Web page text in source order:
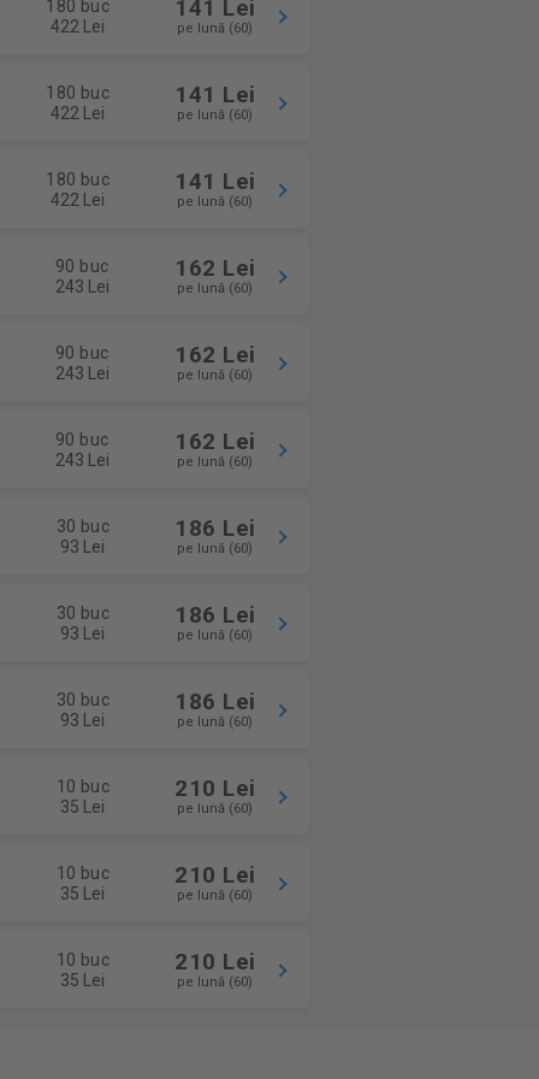
180 buc
422 Lei
141 Lei
pe lună (60)
180 buc
422 Lei
141 Lei
pe lună (60)
180 buc
422 Lei
141 Lei
pe lună (60)
90 buc
243 Lei
162 Lei
pe lună (60)
90 buc
243 Lei
162 Lei
pe lună (60)
90 buc
243 Lei
162 Lei
pe lună (60)
30 buc
93 Lei
186 Lei
pe lună (60)
30 buc
93 Lei
186 Lei
pe lună (60)
30 buc
93 Lei
186 Lei
pe lună (60)
10 buc
35 Lei
210 Lei
pe lună (60)
10 buc
35 Lei
210 Lei
pe lună (60)
10 buc
35 Lei
210 Lei
pe lună (60)